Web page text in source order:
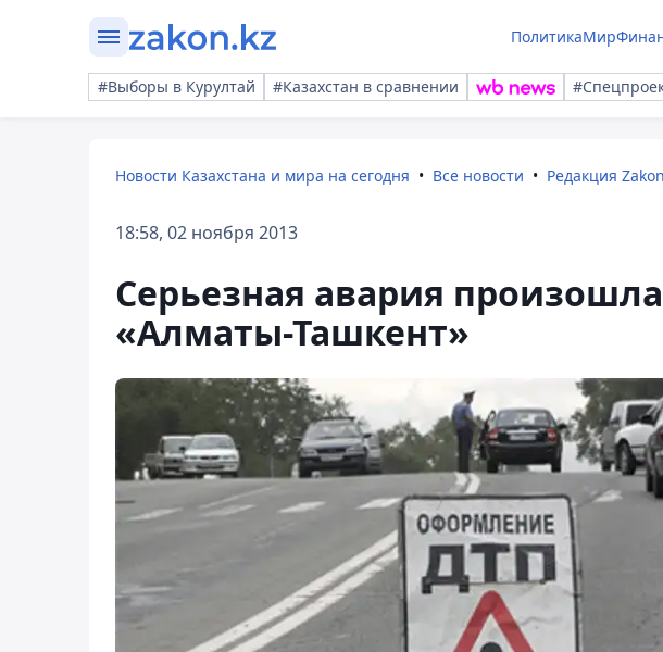
ПолитикаМир
#Выборы в Курултай #Казахстан в сравнении
Новости Казахстана и мира на сегодня Все новости Редакция
18:58, 02 ноября 2013
Серьезная авария произошла
«Алматы-Ташкент»